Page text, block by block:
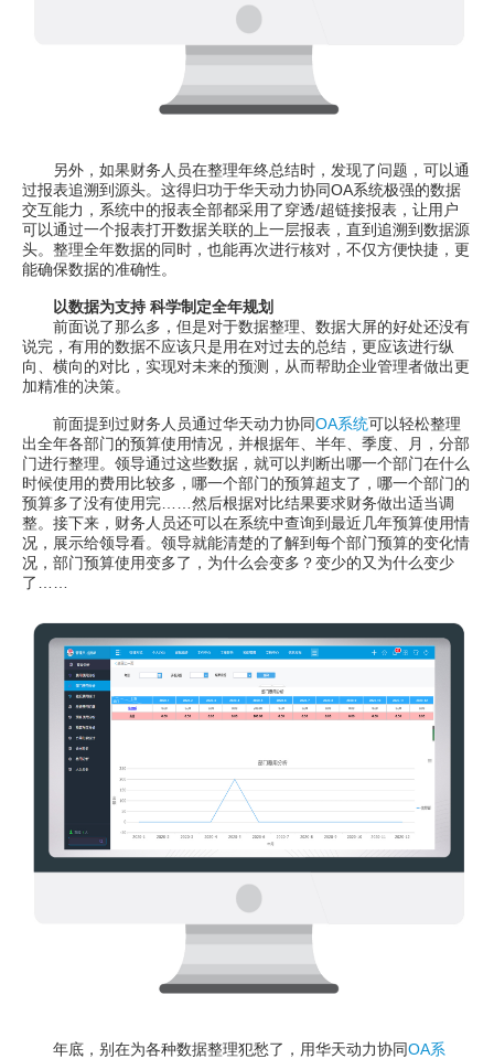
另外，如果财务人员在整理年终总结时，发现了问题，可以通
过报表追溯到源头。这得归功于华天动力协同OA系统极强的数据
交互能力，系统中的报表全部都采用了穿透/超链接报表，让用户
可以通过一个报表打开数据关联的上一层报表，直到追溯到数据源
头。整理全年数据的同时，也能再次进行核对，不仅方便快捷，更
能确保数据的准确性。
以数据为支持 科学制定全年规划
前面说了那么多，但是对于数据整理、数据大屏的好处还没有
说完，有用的数据不应该只是用在对过去的总结，更应该进行纵
向、横向的对比，实现对未来的预测，从而帮助企业管理者做出更
加精准的决策。
前面提到过财务人员通过华天动力协同OA系统可以轻松整理
出全年各部门的预算使用情况，并根据年、半年、季度、月，分部
门进行整理。领导通过这些数据，就可以判断出哪一个部门在什么
时候使用的费用比较多，哪一个部门的预算超支了，哪一个部门的
预算多了没有使用完……然后根据对比结果要求财务做出适当调
整。接下来，财务人员还可以在系统中查询到最近几年预算使用情
况，展示给领导看。领导就能清楚的了解到每个部门预算的变化情
况，部门预算使用变多了，为什么会变多？变少的又为什么变少
了……
年底，别在为各种数据整理犯愁了，用华天动力协同OA系